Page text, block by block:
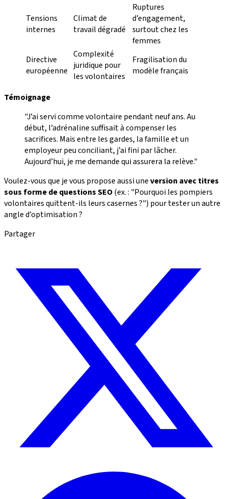
Tensions
internes
Climat de
travail dégradé
Ruptures
d’engagement,
surtout chez les
femmes
Directive
européenne
Complexité
juridique pour
les volontaires
Fragilisation du
modèle français
Témoignage
"J’ai servi comme volontaire pendant neuf ans. Au
début, l’adrénaline suffisait à compenser les
sacrifices. Mais entre les gardes, la famille et un
employeur peu conciliant, j’ai fini par lâcher.
Aujourd’hui, je me demande qui assurera la relève."
Voulez-vous que je vous propose aussi uneversion avec titres
sous forme de questions SEO(ex. : "Pourquoi les pompiers
volontaires quittent-ils leurs casernes ?") pour tester un autre
angle d’optimisation ?
Partager